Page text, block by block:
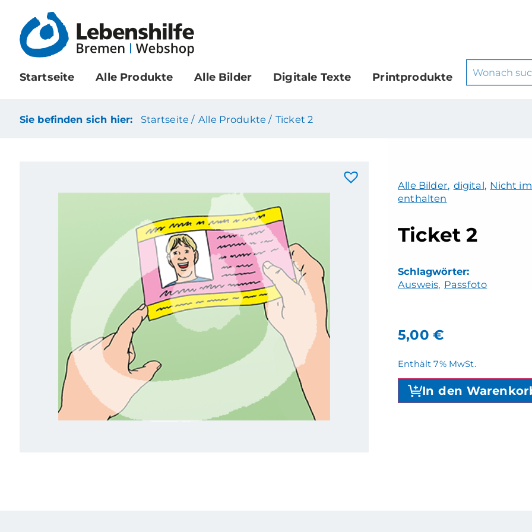
Startseite Alle Produkte Alle Bilder Digitale Texte Printprodukte
Sie befinden sich hier: Startseite / Alle Produkte / Ticket 2
Alle Bilder, digital, Nicht
enthalten
Ticket 2
Ausweis Passfoto
5,00 €
Enthält 7% MwSt.
In den